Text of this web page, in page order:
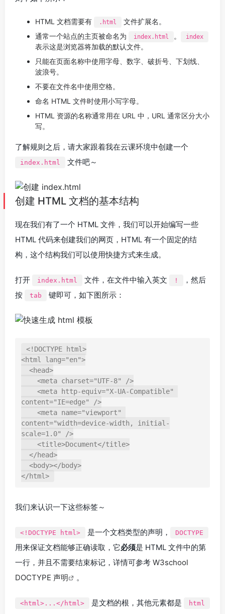
HTML 文档需要有 .html
文件扩展名。
通常一个站点的主页被命名为
index.html 。 index
表示这是浏览器将加载的默认文件。
只能在页面名称中使用字母、数字、破折号、下划线、
波浪号。
不要在文件名中使用空格。
命名 HTML 文件时使用小写字母。
HTML 资源的名称通常用在 URL 中，URL 通常区分大小
写。
了解规则之后，请大家跟着我在云课环境中创建一个
index.html 文件吧～
创建 HTML 文档的基本结构
现在我们有了一个 HTML 文件，我们可以开始编写一些
HTML 代码来创建我们的网页，HTML 有一个固定的结
构，这个结构我们可以使用快捷方式来生成。
打开 index.html 文件，在文件中输入英文 !
，然后
按
tab 键即可，如下图所示：
<!DOCTYPE html>
<html lang="en">
content="IE=edge" />
content="width=device-width, initial-
scale=1.0" />
我们来认识一下这些标签～
<!DOCTYPE html> 是一个文档类型的声明， DOCTYPE
用来保证文档能够正确读取，它必须是 HTML 文件中的第
一行，并且不需要结束标记，详情可参考 W3school
DOCTYPE 声明
。
<html>...</html> 是文档的根，其他元素都是 html